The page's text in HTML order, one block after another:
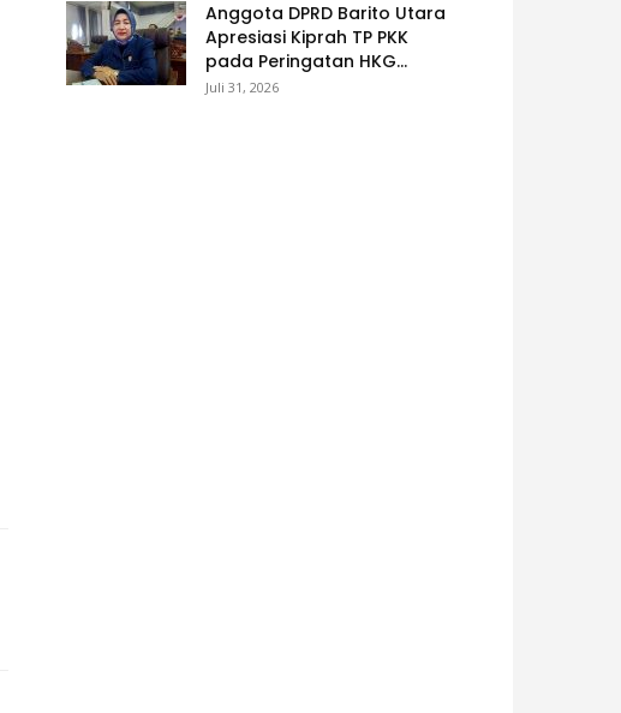
Anggota DPRD Barito Utara
Apresiasi Kiprah TP PKK
pada Peringatan HKG...
Juli 31, 2026